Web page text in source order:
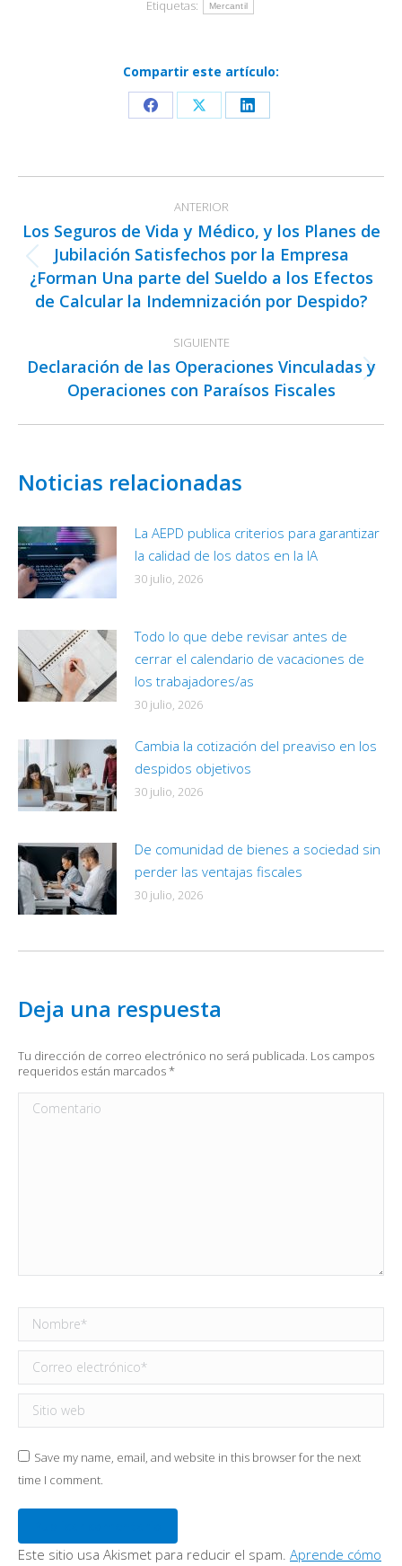
Etiquetas: Mercantil
Compartir este artículo:
Share
Facebook
Share
X
Share
LinkedIn
entre
publicaciones
ANTERIOR
Publicación
anterior:
Los Seguros de Vida y Médico, y los Planes de
Jubilación Satisfechos por la Empresa
¿Forman Una parte del Sueldo a los Efectos
de Calcular la Indemnización por Despido?
SIGUIENTE
Publicación
siguiente:
Declaración de las Operaciones Vinculadas y
Operaciones con Paraísos Fiscales
Noticias relacionadas
La AEPD publica criterios para garantizar
la calidad de los datos en la IA
30 julio, 2026
Todo lo que debe revisar antes de
cerrar el calendario de vacaciones de
los trabajadores/as
30 julio, 2026
Cambia la cotización del preaviso en los
despidos objetivos
30 julio, 2026
De comunidad de bienes a sociedad sin
perder las ventajas fiscales
30 julio, 2026
Deja una respuesta
Tu dirección de correo electrónico no será publicada. Los campos
requeridos están marcados*
Comentario
Nombre *
Correo electrónico *
Sitio web
Save my name, email, and website in this browser for the next
time I comment.
Este sitio usa Akismet para reducir el spam. Aprende cómo